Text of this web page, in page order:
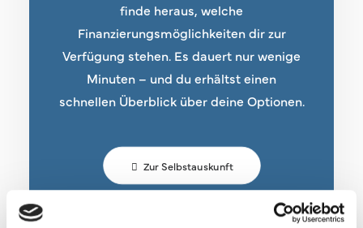
finde heraus, welche
Finanzierungsmöglichkeiten dir zur
Verfügung stehen. Es dauert nur wenige
Minuten – und du erhältst einen
schnellen Überblick über deine Optionen.
Zur Selbstauskunft